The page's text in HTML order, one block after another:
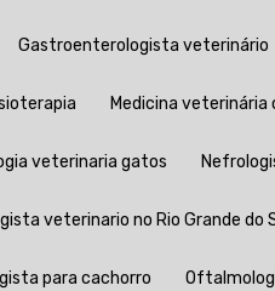
Gastroenterologista veterinário
Medicina veterinária
veterinaria gatos
veterinario no Rio Grande do
para cachorro